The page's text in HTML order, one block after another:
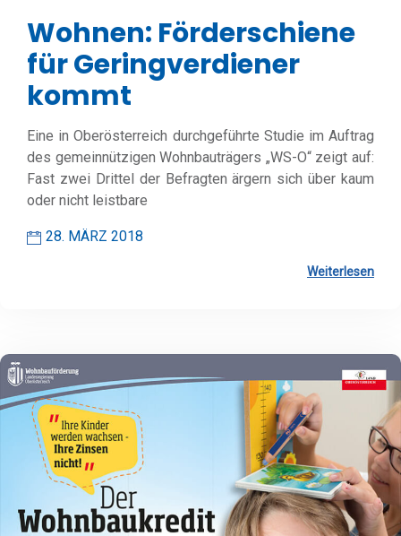
Wohnen: Förderschiene
für Geringverdiener
kommt
Eine in Oberösterreich durchgeführte Studie im Auftrag
des gemeinnützigen Wohnbauträgers „WS-O“ zeigt auf:
Fast zwei Drittel der Befragten ärgern sich über kaum
oder nicht leistbare
28. MÄRZ 2018
Weiterlesen